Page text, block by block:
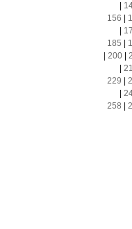
156
185
200|
229
258